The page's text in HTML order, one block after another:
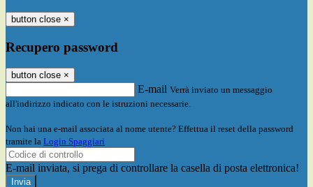
button close ×
Recupero password
button close ×
E-mail Verrà inviato un messaggio
all'indirizzo indicato con le istruzioni necessarie.
Non hai una e-mail associata al nome utente? Effettua il reset della password
tramite la Login Spaggiari
E-mail inviata, si prega di controllare la casella di posta elettronica!